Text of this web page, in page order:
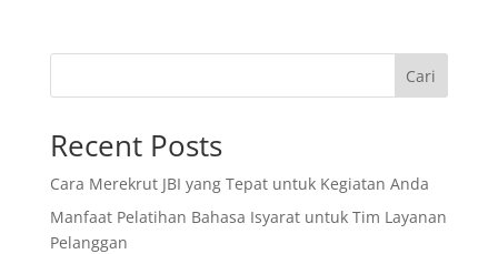
Cari
Recent Posts
Cara Merekrut JBI yang Tepat untuk Kegiatan Anda
Manfaat Pelatihan Bahasa Isyarat untuk Tim Layanan
Pelanggan